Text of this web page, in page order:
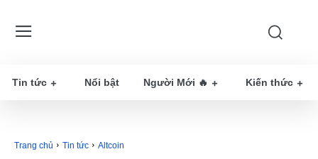
Tin tức Nổi bật Người Mới 🔥 Kiến thức
Trang chủ Tin tức Altcoin